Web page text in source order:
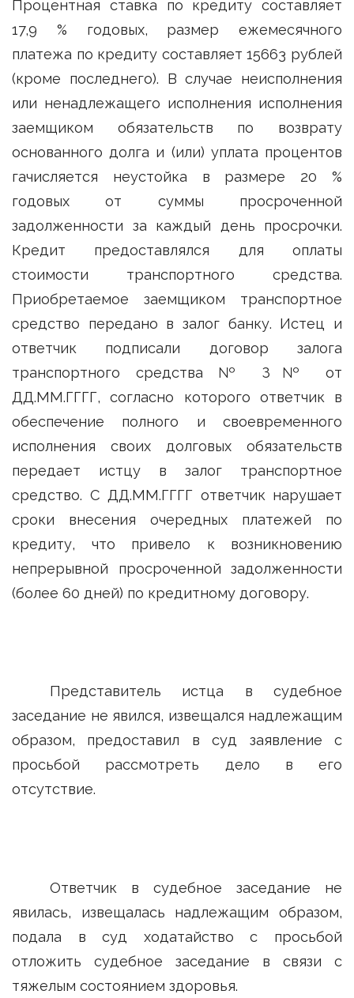
Процентная ставка по кредиту составляет
17,9 % годовых, размер ежемесячного
платежа по кредиту составляет 15663 рублей
(кроме последнего). В случае неисполнения
или ненадлежащего исполнения исполнения
заемщиком обязательств по возврату
основанного долга и (или) уплата процентов
гачисляется неустойка в размере 20 %
годовых от суммы просроченной
задолженности за каждый день просрочки.
Кредит предоставлялся для оплаты
стоимости транспортного средства.
Приобретаемое заемщиком транспортное
средство передано в залог банку. Истец и
ответчик подписали договор залога
транспортного средства № З№ от
ДД.ММ.ГГГГ, согласно которого ответчик в
обеспечение полного и своевременного
исполнения своих долговых обязательств
передает истцу в залог транспортное
средство. С ДД.ММ.ГГГГ ответчик нарушает
сроки внесения очередных платежей по
кредиту, что привело к возникновению
непрерывной просроченной задолженности
(более 60 дней) по кредитному договору.
Представитель истца в судебное
заседание не явился, извещался надлежащим
образом, предоставил в суд заявление с
просьбой рассмотреть дело в его
отсутствие.
Ответчик в судебное заседание не
явилась, извещалась надлежащим образом,
подала в суд ходатайство с просьбой
отложить судебное заседание в связи с
тяжелым состоянием здоровья.